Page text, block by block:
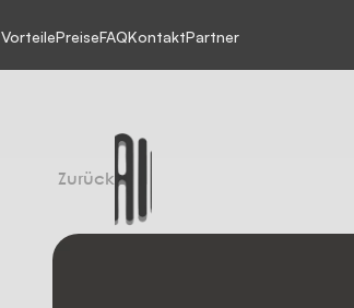
VorteilePreiseFAQKontaktPartner
Zurück